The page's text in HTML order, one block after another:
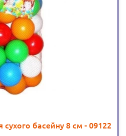
сухого басейну 8 см - 09122